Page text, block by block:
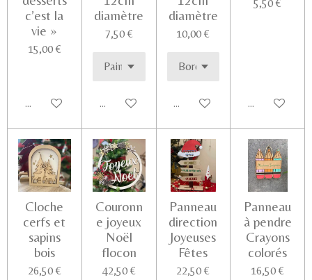
c’est la
vie »
15,00 €
Ajouter au panier
diamètre
7,50 €
Voir les détails
diamètre
10,00 €
Voir les détails
5,50 €
Voir les
Cloche
cerfs et
sapins
bois
26,50 €
Couronn
e joyeux
Noël
flocon
42,50 €
Panneau
direction
Joyeuses
Fêtes
22,50 €
Panneau
à pendre
Crayons
colorés
16,50 €